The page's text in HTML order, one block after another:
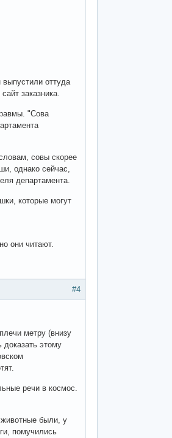
оттуда
заказника.
"Сова
совы скорее
однако сейчас,
департамента.
которые могут
они читают.
#4
метру (внизу
доказать этому
речи в космос.
животные были, у
помучились